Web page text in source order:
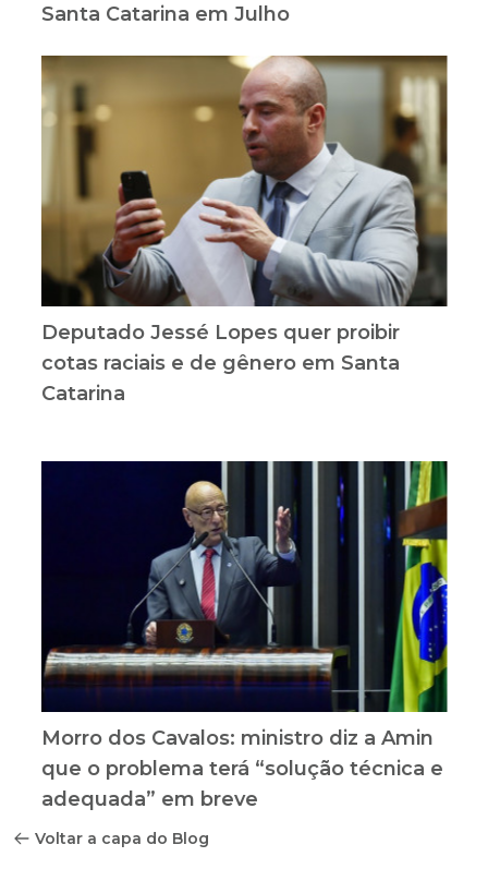
Santa Catarina em Julho
Deputado Jessé Lopes quer proibir
cotas raciais e de gênero em Santa
Catarina
Morro dos Cavalos: ministro diz a Amin
que o problema terá “solução técnica e
adequada” em breve
Voltar a capa do Blog